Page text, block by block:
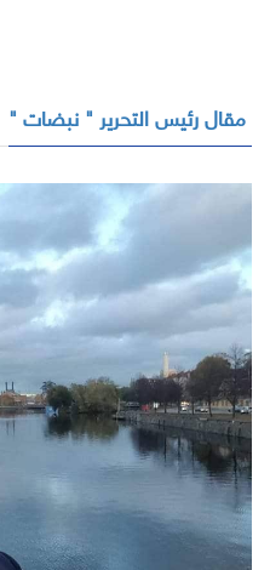
مقال رئيس التحرير " نبضات "